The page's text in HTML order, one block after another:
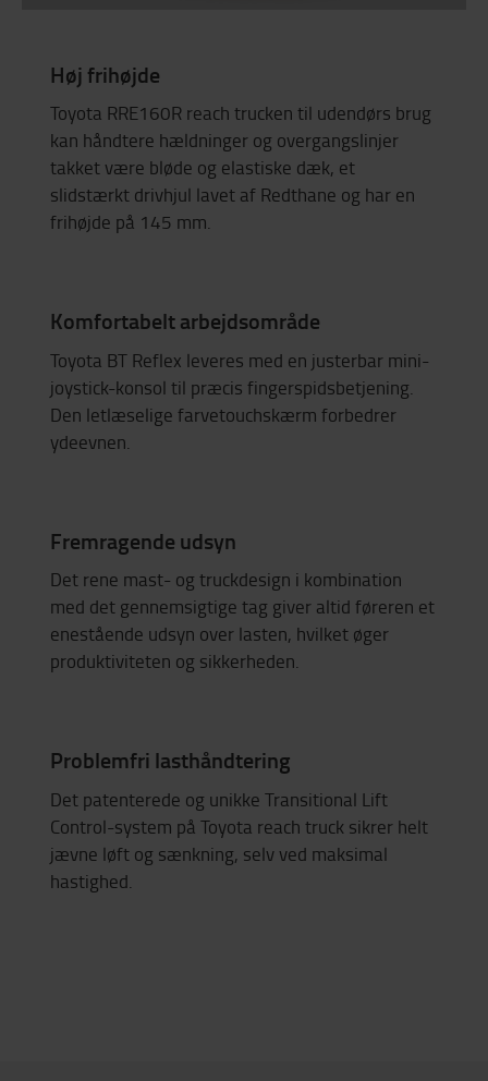
Høj frihøjde
Toyota RRE160R reach trucken til udendørs brug
kan håndtere hældninger og overgangslinjer
takket være bløde og elastiske dæk, et
slidstærkt drivhjul lavet af Redthane og har en
frihøjde på 145 mm.
Komfortabelt arbejdsområde
Toyota BT Reflex leveres med en justerbar mini-
joystick-konsol til præcis fingerspidsbetjening.
Den letlæselige farvetouchskærm forbedrer
ydeevnen.
Fremragende udsyn
Det rene mast- og truckdesign i kombination
med det gennemsigtige tag giver altid føreren et
enestående udsyn over lasten, hvilket øger
produktiviteten og sikkerheden.
Problemfri lasthåndtering
Det patenterede og unikke Transitional Lift
Control-system på Toyota reach truck sikrer helt
jævne løft og sænkning, selv ved maksimal
hastighed.